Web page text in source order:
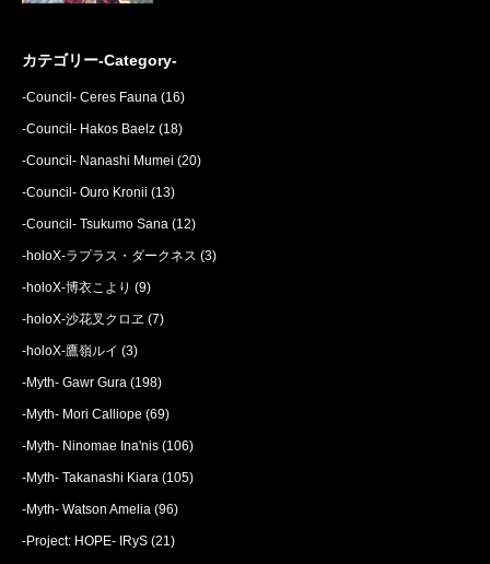
カテゴリー-Category-
-Council- Ceres Fauna (16)
-Council- Hakos Baelz (18)
-Council- Nanashi Mumei (20)
-Council- Ouro Kronii (13)
-Council- Tsukumo Sana (12)
-holoX-ラプラス・ダークネス (3)
-holoX-博衣こより (9)
-holoX-沙花叉クロヱ (7)
-holoX-鷹嶺ルイ (3)
-Myth- Gawr Gura (198)
-Myth- Mori Calliope (69)
-Myth- Ninomae Ina'nis (106)
-Myth- Takanashi Kiara (105)
-Myth- Watson Amelia (96)
-Project: HOPE- IRyS (21)